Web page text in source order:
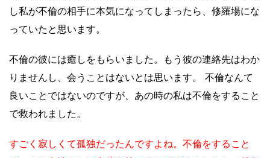
し私が不倫の相手に本気になってしまったら、修羅場にな
っていたと思います。
不倫の彼には癒しをもらいました。もう彼の連絡先はわか
りませんし、会うことはないとは思います。 不倫なんて
良いことではないのですが、あの時の私は不倫をすること
で救われました。
すごく寂しくて孤独だったんですよね。不倫をすること